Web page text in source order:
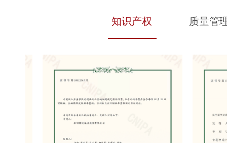
知识产权 质量管